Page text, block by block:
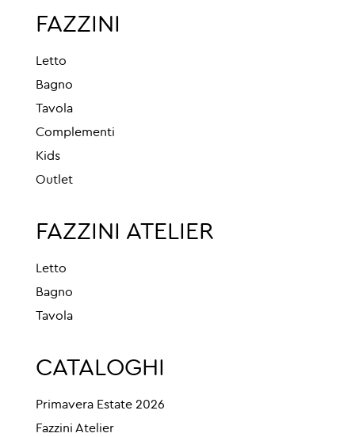
FAZZINI
Letto
Bagno
Tavola
Complementi
Kids
Outlet
FAZZINI ATELIER
Letto
Bagno
Tavola
CATALOGHI
Primavera Estate 2026
Fazzini Atelier